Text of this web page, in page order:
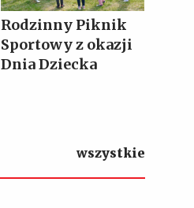
Rodzinny Piknik
Sportowy z okazji
Dnia Dziecka
wszystkie